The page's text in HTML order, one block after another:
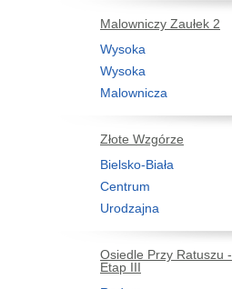
Malowniczy Zaułek 2
Wysoka
Wysoka
Malownicza
Złote Wzgórze
Bielsko-Biała
Centrum
Urodzajna
Osiedle Przy Ratuszu -
Etap III